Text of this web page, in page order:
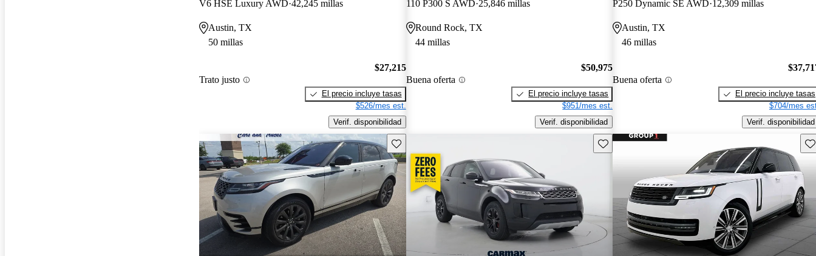
V6 HSE Luxury AWD 42,245 millas
Austin, TX
50 millas
Trato justo
$27,215
El precio incluye tasas
$526/mes est.
Verif. disponibilidad
110 P300 S AWD 25,846 millas
Round Rock, TX
44 millas
Buena oferta
$50,975
El precio incluye tasas
$951/mes est.
Verif. disponibilidad
P250 Dynamic SE AWD 12,309 millas
Austin, TX
46 millas
Buena oferta
El precio incluye tasas
$704/mes
Verif. disponibilidad
Guarda este Aviso Guarda este Aviso